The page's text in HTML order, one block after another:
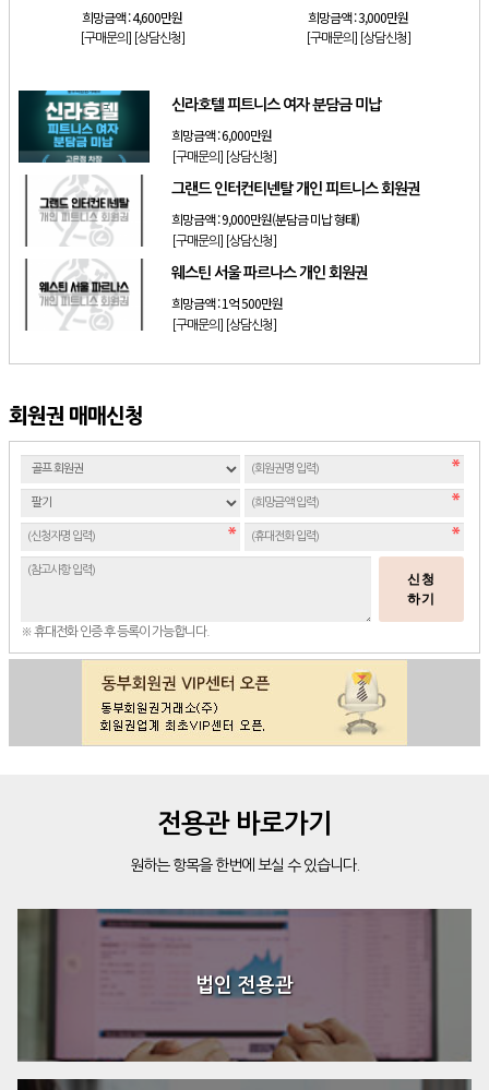
희망금액 :4,600만원
[구매문의] [상담신청]
희망금액 :3,000만원
[구매문의] [상담신청]
신라호텔 피트니스 여자 분담금 미납
희망금액 :6,000만원
[구매문의] [상담신청]
그랜드 인터컨티넨탈 개인 피트니스 회원권
희망금액 :9,000만원(분담금 미납 형태)
[구매문의] [상담신청]
웨스틴 서울 파르나스 개인 회원권
희망금액 :1억 500만원
[구매문의] [상담신청]
회원권 매매신청
신청
하기
※ 휴대전화 인증 후 등록이 가능합니다.
전용관 바로가기
원하는 항목을 한번에 보실 수 있습니다.
법인 전용관